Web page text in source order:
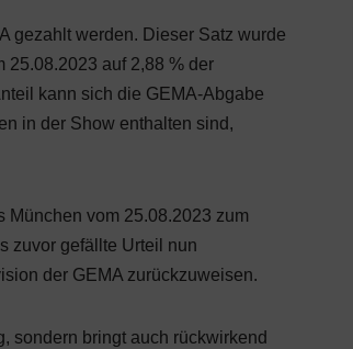
gezahlt werden. Dieser Satz wurde
25.08.2023 auf 2,88 % der
kann sich die GEMA-Abgabe
in der Show enthalten sind,
vom 25.08.2023 zum
zuvor gefällte Urteil nun
der GEMA zurückzuweisen.
sondern bringt auch rückwirkend